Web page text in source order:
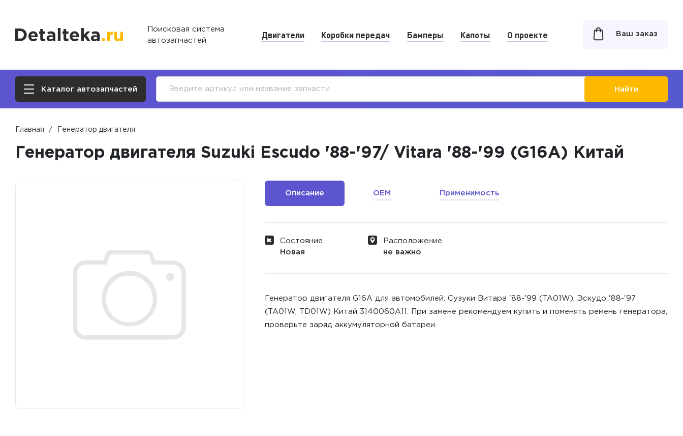
Поисковая система
автозапчастей
Двигатели Коробки передач Бамперы Капоты О проекте Ваш заказ
Каталог автозапчастей Найти
Главная Генератор двигателя
Генератор двигателя Suzuki Escudo '88-'97/ Vitara '88-'99 (G16A) Китай
Описание OEM Применимость
Состояние
Новая
Расположение
не важно
Генератор двигателя G16A для автомобилей: Сузуки Витара '88-'99 (TA01W), Эскудо '88-'97
(TA01W, TD01W) Китай 3140060A11. При замене рекомендуем купить и поменять ремень генератора,
проверьте заряд аккумуляторной батареи.